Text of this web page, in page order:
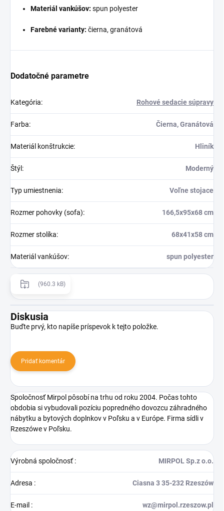
Materiál vankúšov: spun polyester
Farebné varianty: čierna, granátová
Dodatočné parametre
Kategória: Rohové sedacie súpravy
Farba: Čierna, Granátová
Materiál konštrukcie: Hliník
Štýl : Moderný
Typ umiestnenia: Voľne stojace
Rozmer pohovky (sofa): 166,5x95x68 cm
Rozmer stolíka: 68x41x58 cm
Materiál vankúšov: spun polyester
(960.3 kB)
Diskusia
Buďte prvý, kto napíše príspevok k tejto položke.
Pridať komentár
Spoločnosť Mirpol pôsobí na trhu od roku 2004. Počas tohto
obdobia si vybudovali pozíciu popredného dovozcu záhradného
nábytku a bytových doplnkov v Poľsku a v Európe. Firma sídli v
Rzeszówe v Poľsku.
Výrobná spoločnosť: MIRPOL Sp.z o.o.
Adresa : Ciasna 3 35-232 Rzeszów
E-mail : wz@mirpol.rzeszow.pl